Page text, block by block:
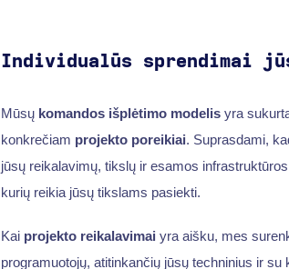
Individualūs sprendimai
Mūsų komandos išplėtimo modelisyra
konkrečiam projekto poreikiai. Suprasdami,
jūsų reikalavimų, tikslų ir esamos
kurių reikia jūsų tikslams pasiekti.
Kai projekto reikalavimai yra aišku, mes
programuotojų, atitinkančių jūsų techninius ir